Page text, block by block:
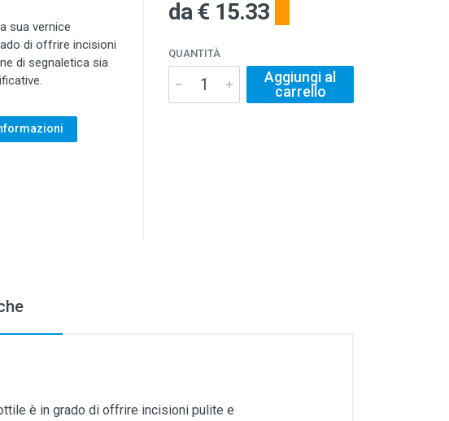
sua vernice
di offrire incisioni
di segnaletica sia
da€ 15.33
QUANTITÀ
Aggiungi al
carrello
è in grado di offrire incisioni pulite e